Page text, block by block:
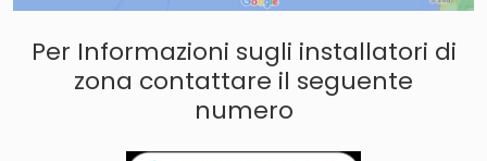
Per Informazioni sugli installatori di
zona contattare il seguente
numero